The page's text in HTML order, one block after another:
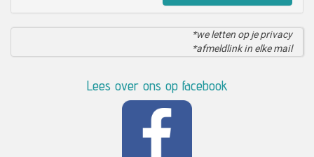
*we letten op je privacy
*afmeldlink in elke mail
Lees over ons op facebook